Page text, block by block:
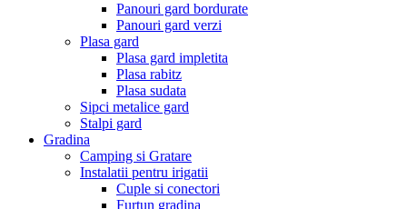
Panouri gard bordurate
Panouri gard verzi
Plasa gard
Plasa gard impletita
Plasa rabitz
Plasa sudata
Sipci metalice gard
Stalpi gard
Gradina
Camping si Gratare
Instalatii pentru irigatii
Cuple si conectori
Furtun gradina